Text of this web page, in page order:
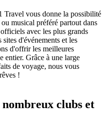
Travel vous donne la possibilité
musical préféré partout dans
avec les plus grands
d'événements et les
d'offrir les meilleures
entier. Grâce à une large
de voyage, nous vous
!
clubs et